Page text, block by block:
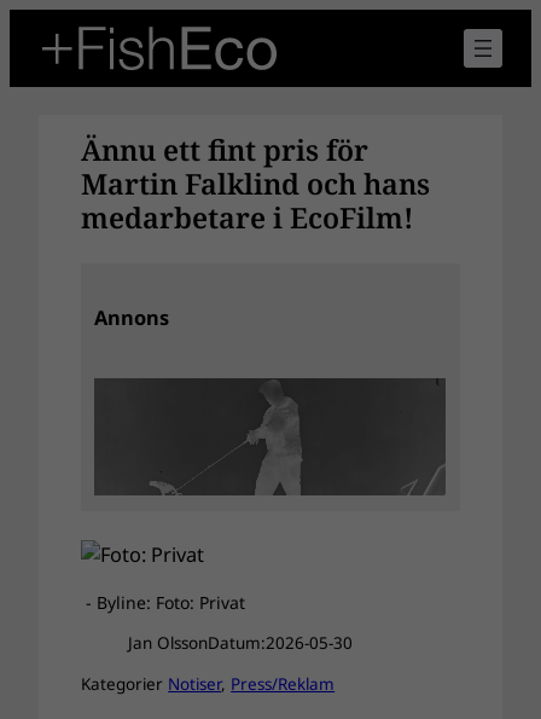
innehåll
Ännu ett fint pris för
Martin Falklind och hans
medarbetare i EcoFilm!
Annons
- Byline: Foto: Privat
Jan OlssonDatum:2026-05-30
Kategorier Notiser, Press/Reklam